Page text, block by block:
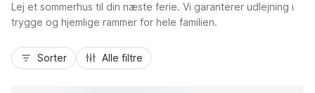
Lej et sommerhus til din næste ferie. Vi garanterer udlejning i
trygge og hjemlige rammer for hele familien.
Sorter Alle filtre